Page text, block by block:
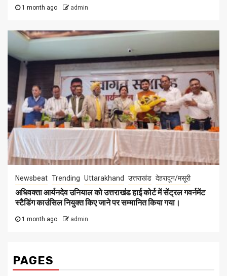
1 month ago admin
Newsbeat Trending Uttarakhand उत्तराखंड देहरादून/मसूरी
अधिवक्ता आर्यनदेव उनियाल को उत्तराखंड हाई कोर्ट में सेंट्रल गवर्नमेंट
स्टैडिंग काउंसिल नियुक्त किए जाने पर सम्मानित किया गया।
1 month ago admin
PAGES